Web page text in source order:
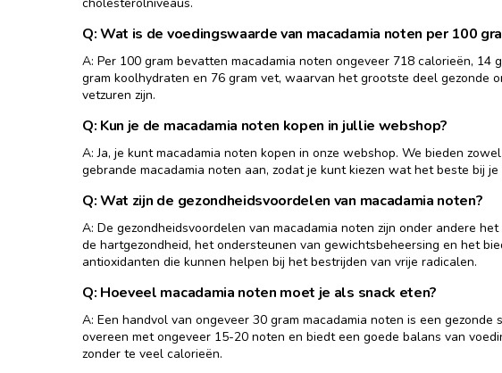
Q: Wat is de voedingswaarde van macadamia noten per 100
A: Per 100 gram bevatten macadamia noten ongeveer 718 calorieën, 14
gram koolhydraten en 76 gram vet, waarvan het grootste deel gezonde
vetzuren zijn.
Q: Kun je de macadamia noten kopen in jullie webshop?
A: Ja, je kunt macadamia noten kopen in onze webshop. We bieden
gebrande macadamia noten aan, zodat je kunt kiezen wat het beste bij je
Q: Wat zijn de gezondheidsvoordelen van macadamia noten?
A: De gezondheidsvoordelen van macadamia noten zijn onder andere
de hartgezondheid, het ondersteunen van gewichtsbeheersing en het
antioxidanten die kunnen helpen bij het bestrijden van vrije radicalen.
Q: Hoeveel macadamia noten moet je als snack eten?
A: Een handvol van ongeveer 30 gram macadamia noten is een gezonde
overeen met ongeveer 15-20 noten en biedt een goede balans van
zonder te veel calorieën.